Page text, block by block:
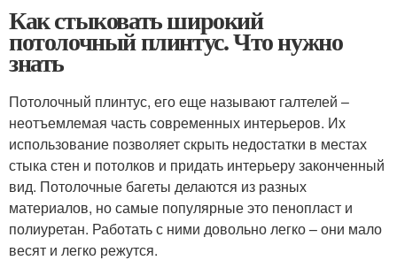
Как стыковать широкий
потолочный плинтус. Что нужно
знать
Потолочный плинтус, его еще называют галтелей –
неотъемлемая часть современных интерьеров. Их
использование позволяет скрыть недостатки в местах
стыка стен и потолков и придать интерьеру законченный
вид. Потолочные багеты делаются из разных
материалов, но самые популярные это пенопласт и
полиуретан. Работать с ними довольно легко – они мало
весят и легко режутся.